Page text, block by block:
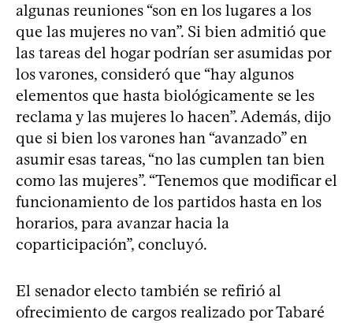
algunas reuniones “son en los lugares a los
que las mujeres no van”. Si bien admitió que
las tareas del hogar podrían ser asumidas por
los varones, consideró que “hay algunos
elementos que hasta biológicamente se les
reclama y las mujeres lo hacen”. Además, dijo
que si bien los varones han “avanzado” en
asumir esas tareas, “no las cumplen tan bien
como las mujeres”. “Tenemos que modificar el
funcionamiento de los partidos hasta en los
horarios, para avanzar hacia la
coparticipación”, concluyó.
El senador electo también se refirió al
ofrecimiento de cargos realizado por Tabaré